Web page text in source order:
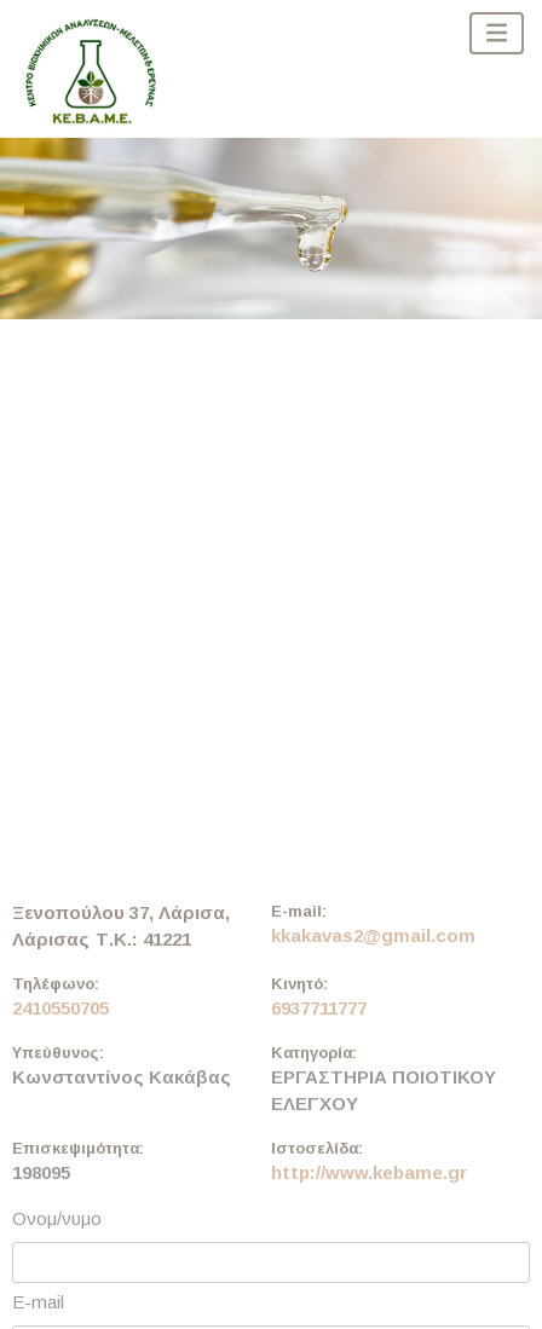
Ονομ/νυμο
E-mail
Ξενοπούλου 37, Λάρισα,
Λάρισας Τ.Κ.: 41221
Τηλέφωνο:
2410550705
Κινητό:
6937711777
E-mail:
kkakavas2@gmail.com
Υπεύθυνος:
Κωνσταντίνος Κακάβας
Κατηγορία:
ΕΡΓΑΣΤΗΡΙΑ ΠΟΙΟΤΙΚΟΥ
ΕΛΕΓΧΟΥ
Επισκεψιμότητα:
198095
Ιστοσελίδα:
http://www.kebame.gr